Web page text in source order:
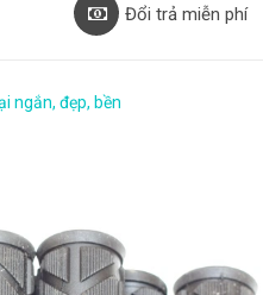
Đổi trả miễn phí
ngắn, đẹp, bền